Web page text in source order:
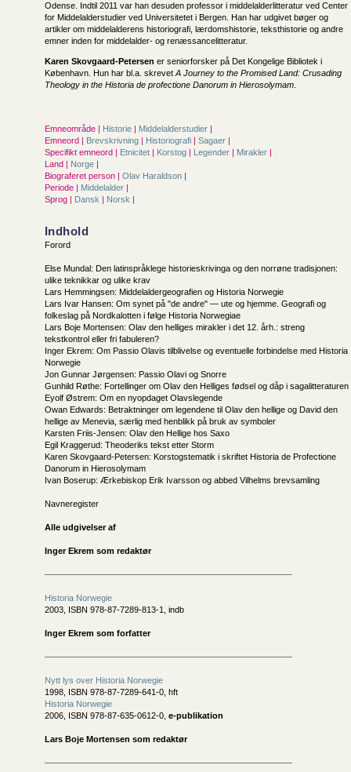
Odense. Indtil 2011 var han desuden professor i middelalderlitteratur ved Center
for Middelalderstudier ved Universitetet i Bergen. Han har udgivet bøger og
artikler om middelalderens historiografi, lærdomshistorie, teksthistorie og andre
emner inden for middelalder- og renæssancelitteratur.
Karen Skovgaard-Petersen er seniorforsker på Det Kongelige Bibliotek i
København. Hun har bl.a. skrevet A Journey to the Promised Land: Crusading
Theology in the Historia de profectione Danorum in Hierosolymam
Emneområde | Historie | Middelalderstudier |
Emneord | Brevskrivning | Historiografi | Sagaer |
Specifikt emneord | Etnicitet | Korstog | Legender | Mirakler |
Land | Norge |
Biograferet person | Olav Haraldson |
Periode | Middelalder |
Sprog | Dansk | Norsk |
Indhold
Forord
Else Mundal: Den latinspråklege historieskrivinga og den norrøne tradisjonen:
ulike teknikkar og ulike krav
Lars Hemmingsen: Middelaldergeografien og Historia Norwegie
Lars Ivar Hansen: Om synet på "de andre" — ute og hjemme. Geografi og
folkeslag på Nordkalotten i følge Historia Norwegiae
Lars Boje Mortensen: Olav den helliges mirakler i det 12. årh.: streng
tekstkontrol eller fri fabuleren?
Inger Ekrem: Om Passio Olavis tilblivelse og eventuelle forbindelse med Historia
Norwegie
Jon Gunnar Jørgensen: Passio Olavi og Snorre
Gunhild Røthe: Fortellinger om Olav den Helliges fødsel og dåp i sagalitteraturen
Eyolf Østrem: Om en nyopdaget Olavslegende
Owan Edwards: Betraktninger om legendene til Olav den hellige og David den
hellige av Menevia, særlig med henblikk på bruk av symboler
Karsten Friis-Jensen: Olav den Hellige hos Saxo
Egil Kraggerud: Theoderiks tekst etter Storm
Karen Skovgaard-Petersen: Korstogstematik i skriftet Historia de Profectione
Danorum in Hierosolymam
Ivan Boserup: Ærkebiskop Erik Ivarsson og abbed Vilhelms brevsamling
Navneregister
Alle udgivelser af
Inger Ekrem som redaktør
Historia Norwegie
2003, ISBN 978-87-7289-813-1, indb
Inger Ekrem som forfatter
Nytt lys over Historia Norwegie
1998, ISBN 978-87-7289-641-0, hft
Historia Norwegie
2006, ISBN 978-87-635-0612-0, e-publikation
Lars Boje Mortensen som redaktør